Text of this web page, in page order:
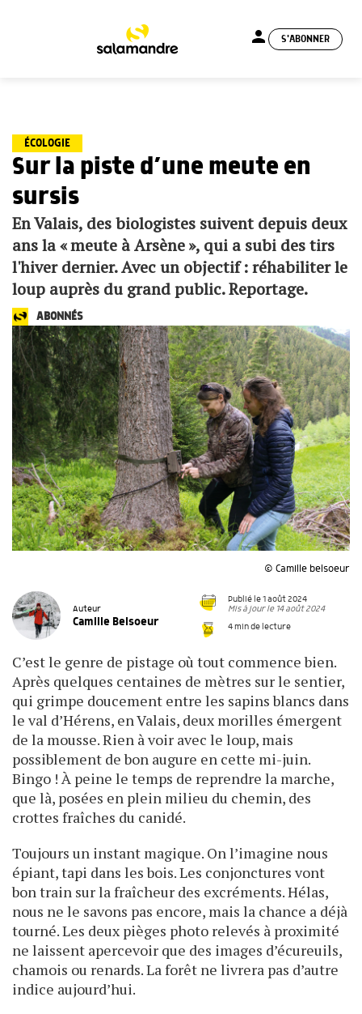
person S'ABONNER
ÉCOLOGIE
Sur la piste d’une meute en
sursis
En Valais, des biologistes suivent depuis deux
ans la « meute à Arsène », qui a subi des tirs
l'hiver dernier. Avec un objectif : réhabiliter le
loup auprès du grand public. Reportage.
ABONNÉS
© Camille belsoeur
Auteur
Camille Belsoeur
Publié le 1 août 2024
Mis à jour le 14 août 2024
4 min de lecture
C’est le genre de pistage où tout commence bien.
Après quelques centaines de mètres sur le sentier,
qui grimpe doucement entre les sapins blancs dans
le val d’Hérens, en Valais, deux morilles émergent
de la mousse. Rien à voir avec le loup, mais
possiblement de bon augure en cette mi-juin.
Bingo ! À peine le temps de reprendre la marche,
que là, posées en plein milieu du chemin, des
crottes fraîches du canidé.
Toujours un instant magique. On l’imagine nous
épiant, tapi dans les bois. Les conjonctures vont
bon train sur la fraîcheur des excréments. Hélas,
nous ne le savons pas encore, mais la chance a déjà
tourné. Les deux pièges photo relevés à proximité
ne laissent apercevoir que des images d’écureuils,
chamois ou renards. La forêt ne livrera pas d’autre
indice aujourd’hui.